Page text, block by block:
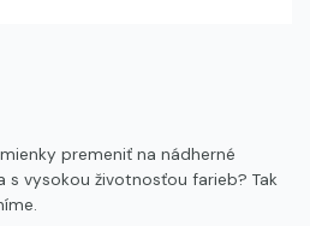
premeniť na nádherné
s vysokou životnosťou farieb? Tak